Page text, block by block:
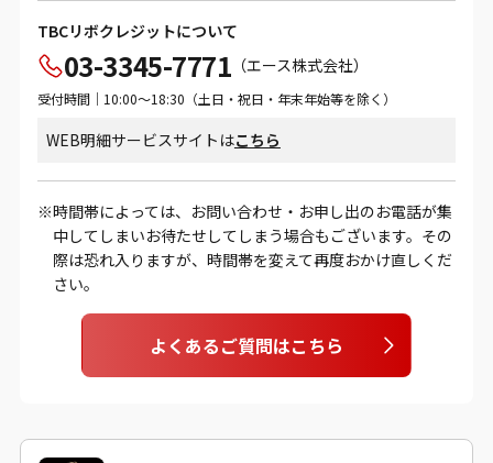
TBCリボクレジットについて
03-3345-7771 （エース株式会社）
受付時間｜10:00～18:30（土日・祝日・年末年始等を除く）
WEB明細サービスサイトはこちら
時間帯によっては、お問い合わせ・お申し出のお電話が集
中してしまいお待たせしてしまう場合もございます。その
際は恐れ入りますが、時間帯を変えて再度おかけ直しくだ
さい。
よくあるご質問はこちら